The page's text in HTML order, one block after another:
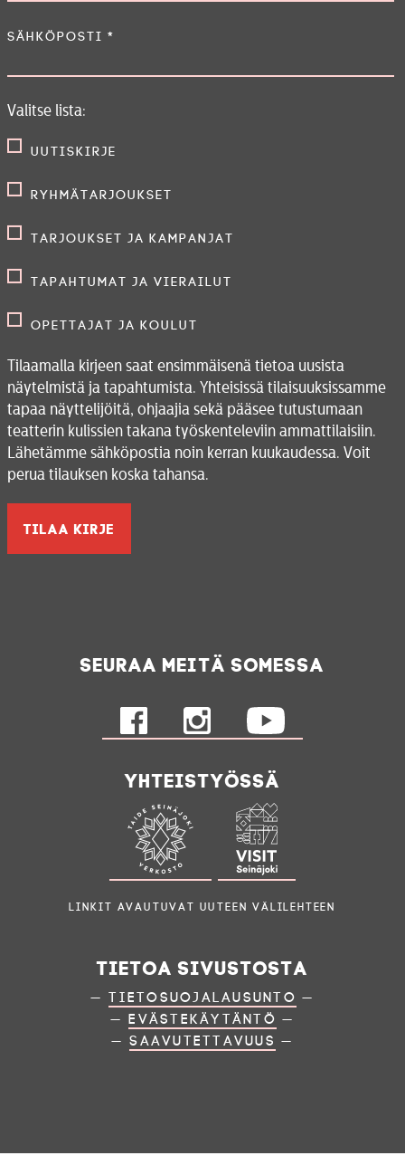
Sähköposti *
Valitse lista:
Uutiskirje
Ryhmätarjoukset
Tarjoukset ja kampanjat
Tapahtumat ja vierailut
Opettajat ja koulut
Tilaamalla kirjeen saat ensimmäisenä tietoa uusista
näytelmistä ja tapahtumista. Yhteisissä tilaisuuksissamme
tapaa näyttelijöitä, ohjaajia sekä pääsee tutustumaan
teatterin kulissien takana työskenteleviin ammattilaisiin.
Lähetämme sähköpostia noin kerran kuukaudessa. Voit
perua tilauksen koska tahansa.
Seuraa meitä somessa
Yhteistyössä
Linkit avautuvat uuteen välilehteen
Tietoa sivustosta
—Tietosuojalausunto —
—Evästekäytäntö —
—Saavutettavuus —